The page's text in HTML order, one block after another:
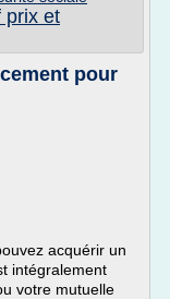
prix et
pour
acquérir un
intégralement
votre mutuelle